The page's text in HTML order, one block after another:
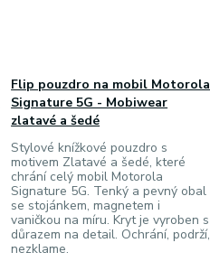
Flip pouzdro na mobil Motorola
Signature 5G - Mobiwear
zlatavé a šedé
Stylové knížkové pouzdro s
motivem Zlatavé a šedé, které
chrání celý mobil Motorola
Signature 5G. Tenký a pevný obal
se stojánkem, magnetem i
vaničkou na míru. Kryt je vyroben s
důrazem na detail. Ochrání, podrží,
nezklame.